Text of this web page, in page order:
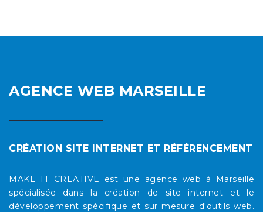
AGENCE WEB MARSEILLE
CRÉATION SITE INTERNET ET RÉFÉRENCEMENT
MAKE IT CREATIVE est une agence web à Marseille
spécialisée dans la création de site internet et le
développement spécifique et sur mesure d'outils web.